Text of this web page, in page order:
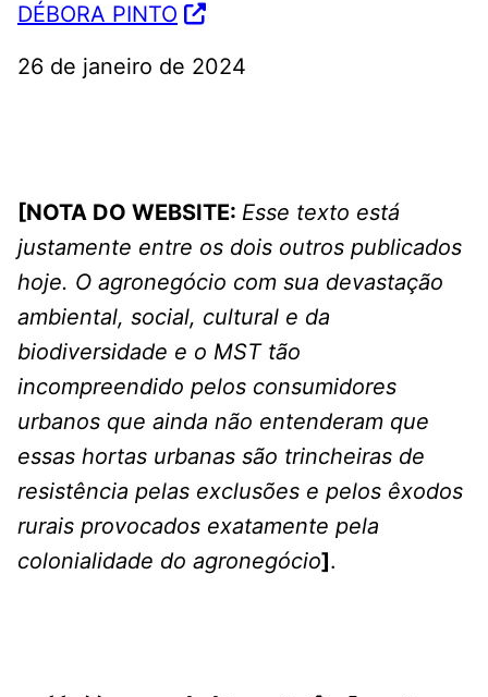
DÉBORA PINTO
26 de janeiro de 2024
[NOTA DO WEBSITE: Esse texto está
justamente entre os dois outros publicados
hoje. O agronegócio com sua devastação
ambiental, social, cultural e da
biodiversidade e o MST tão
incompreendido pelos consumidores
urbanos que ainda não entenderam que
essas hortas urbanas são trincheiras de
resistência pelas exclusões e pelos êxodos
rurais provocados exatamente pela
colonialidade do agronegócio].